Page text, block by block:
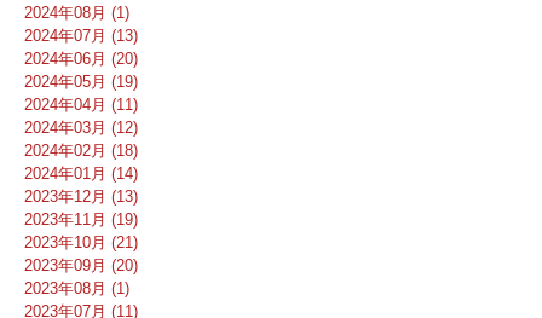
2024年08月 (1)
2024年07月 (13)
2024年06月 (20)
2024年05月 (19)
2024年04月 (11)
2024年03月 (12)
2024年02月 (18)
2024年01月 (14)
2023年12月 (13)
2023年11月 (19)
2023年10月 (21)
2023年09月 (20)
2023年08月 (1)
2023年07月 (11)